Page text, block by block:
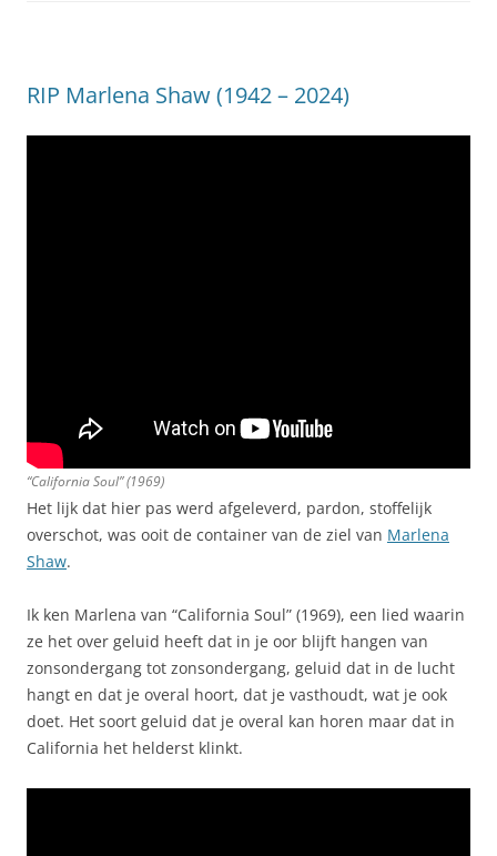
RIP Marlena Shaw (1942 – 2024)
“California Soul” (1969)
Het lijk dat hier pas werd afgeleverd, pardon, stoffelijk
overschot, was ooit de container van de ziel van Marlena
Shaw.
Ik ken Marlena van “California Soul” (1969), een lied waarin
ze het over geluid heeft dat in je oor blijft hangen van
zonsondergang tot zonsondergang, geluid dat in de lucht
hangt en dat je overal hoort, dat je vasthoudt, wat je ook
doet. Het soort geluid dat je overal kan horen maar dat in
California het helderst klinkt.